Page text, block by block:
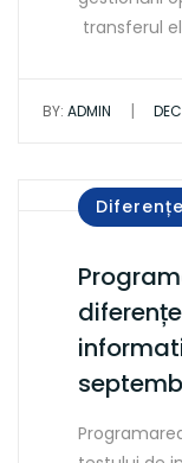
transferul
BY: ADMIN |
Diferențe